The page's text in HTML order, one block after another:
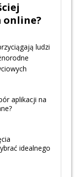
online?
ludzi
aplikacji na
idealnego